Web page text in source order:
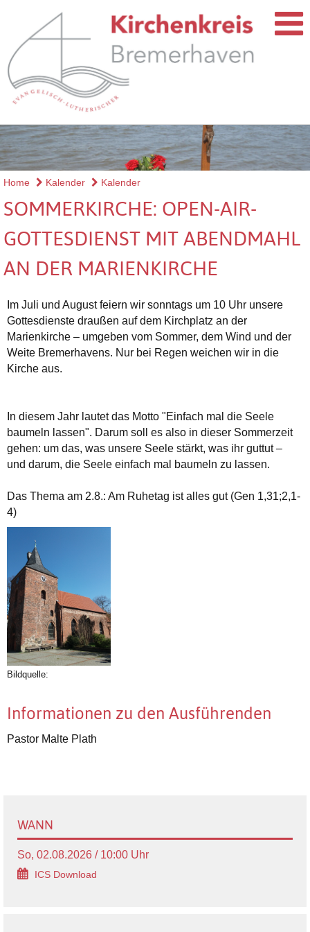
Home Kalender Kalender
SOMMERKIRCHE: OPEN-AIR-
GOTTESDIENST MIT ABENDMAHL
AN DER MARIENKIRCHE
Im Juli und August feiern wir sonntags um 10 Uhr unsere
Gottesdienste draußen auf dem Kirchplatz an der
Marienkirche – umgeben vom Sommer, dem Wind und der
Weite Bremerhavens. Nur bei Regen weichen wir in die
Kirche aus.
In diesem Jahr lautet das Motto "Einfach mal die Seele
baumeln lassen". Darum soll es also in dieser Sommerzeit
gehen: um das, was unsere Seele stärkt, was ihr guttut –
und darum, die Seele einfach mal baumeln zu lassen.
Das Thema am 2.8.: Am Ruhetag ist alles gut (Gen 1,31;2,1-
4)
Bildquelle:
Informationen zu den Ausführenden
Pastor Malte Plath
WANN
So, 02.08.2026 / 10:00 Uhr
ICS Download